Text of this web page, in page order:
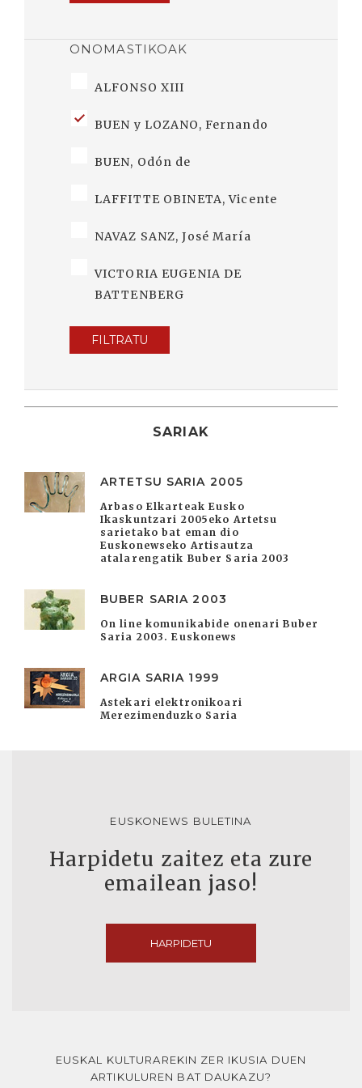
ONOMASTIKOAK
ALFONSO XIII
BUEN y LOZANO, Fernando
BUEN, Odón de
LAFFITTE OBINETA, Vicente
NAVAZ SANZ, José María
VICTORIA EUGENIA DE
BATTENBERG
FILTRATU
SARIAK
ARTETSU SARIA 2005
Arbaso Elkarteak Eusko
Ikaskuntzari 2005eko Artetsu
sarietako bat eman dio
Euskonewseko Artisautza
atalarengatik Buber Saria 2003
BUBER SARIA 2003
On line komunikabide onenari Buber
Saria 2003. Euskonews
ARGIA SARIA 1999
Astekari elektronikoari
Merezimenduzko Saria
EUSKONEWS BULETINA
Harpidetu zaitez eta zure
emailean jaso!
HARPIDETU
EUSKAL KULTURAREKIN ZER IKUSIA DUEN
ARTIKULUREN BAT DAUKAZU?